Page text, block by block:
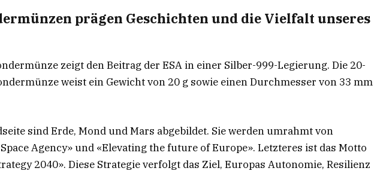
prägen Geschichten und die Vielfalt unseres
zeigt den Beitrag der ESA in einer Silber-999-Legierung. Die 20-
weist ein Gewicht von 20 g sowie einen Durchmesser von 33 mm
sind Erde, Mond und Mars abgebildet. Sie werden umrahmt von
Agency» und «Elevating the future of Europe». Letzteres ist das Motto
2040». Diese Strategie verfolgt das Ziel, Europas Autonomie, Resilienz